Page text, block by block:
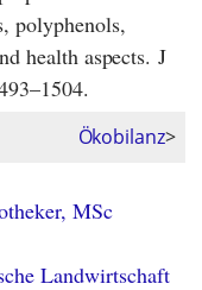
polyphenols,
health aspects. J
Ökobilanz>
MSc
Landwirtschaft